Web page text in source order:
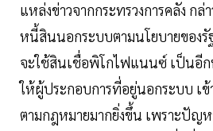
แหล่งข่าวจากกระทรวงการคลัง ก
หนี้สินนอกระบบตามนโยบายของรั
จะใช้สินเชื่อพิโกไฟแนนซ์ เป็นอีก
ให้ผู้ประกอบการที่อยู่นอกระบบ เ
ตามกฎหมายมากยิ่งขึ้น เพราะปัญ